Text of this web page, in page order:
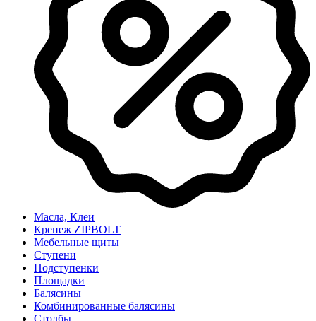
Масла, Клеи
Крепеж ZIPBOLT
Мебельные щиты
Ступени
Подступенки
Площадки
Балясины
Комбинированные балясины
Столбы